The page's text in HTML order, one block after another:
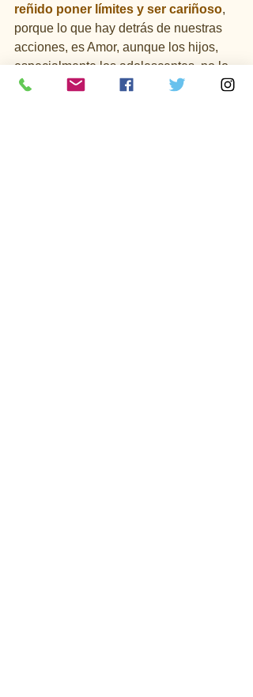
reñido poner límites y ser cariñoso,
porque lo que hay detrás de nuestras
acciones, es Amor, aunque los hijos,
especialmente los adolescentes, no lo
perciban en ese momento así, por su